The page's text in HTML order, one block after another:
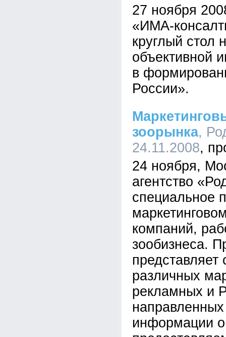
27 ноября
«ИМА-
круглый стол
объективной
в
России».
зоорынка,
24.11.2008
24 ноября,
агентство
специальное
компаний,
зообизнеса.
представляет
различных
рекламных и
информации